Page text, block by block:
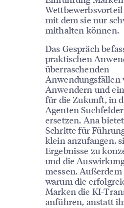
mit dem sie nur
mithalten können.
Das Gespräch
praktischen
überraschenden
Anwendungsfällen
Anwendern und
für die Zukunft, in
Agenten
ersetzen. Ana
Schritte für
klein anzufangen,
Ergebnisse zu
und die
messen.
warum die
Marken die KI-
anführen, anstatt